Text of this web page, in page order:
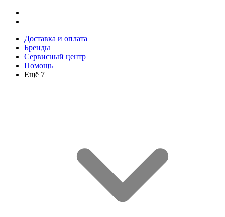
Доставка и оплата
Бренды
Сервисный центр
Помощь
Ещё 7